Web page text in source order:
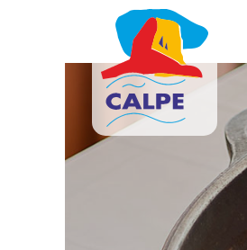
Pasar al contenido principal